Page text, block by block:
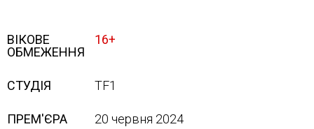
ВІКОВЕ
ОБМЕЖЕННЯ
16+
СТУДІЯ TF1
ПРЕМ'ЄРА 20 червня 2024